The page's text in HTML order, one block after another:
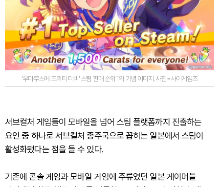
'우마무스메 프리티 더비' 스팀 판매 순위 1위 기념 이미지. 사진=사이게임즈
서브컬처 게임들이 모바일을 넘어 스팀 플랫폼까지 진출하는
요인 중 하나로 서브컬처 종주국으로 꼽히는 일본에서 스팀이
활성화됐다는 점을 들 수 있다.
기존에 콘솔 게임과 모바일 게임에 주류였던 일본 게이머들